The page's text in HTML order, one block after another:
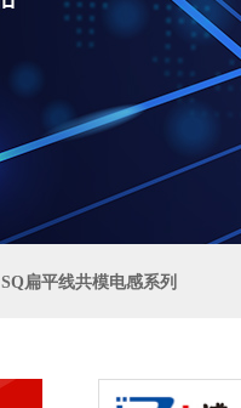
SQ扁平线共模电感系列